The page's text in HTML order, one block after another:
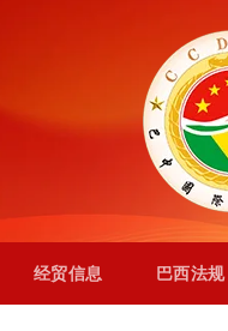
经贸信息 巴西法规